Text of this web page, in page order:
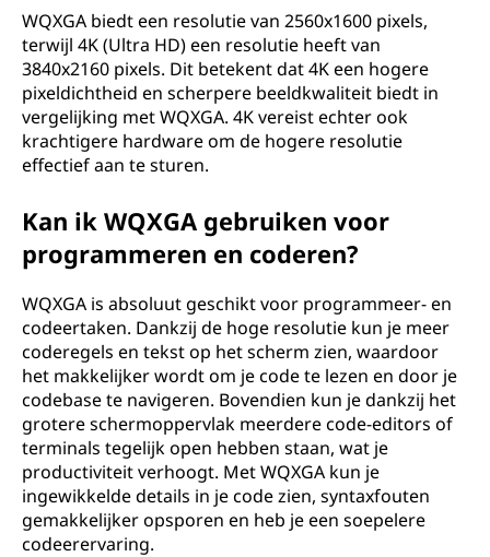
WQXGA biedt een resolutie van 2560x1600 pixels,
terwijl 4K (Ultra HD) een resolutie heeft van
3840x2160 pixels. Dit betekent dat 4K een hogere
pixeldichtheid en scherpere beeldkwaliteit biedt in
vergelijking met WQXGA. 4K vereist echter ook
krachtigere hardware om de hogere resolutie
effectief aan te sturen.
Kan ik WQXGA gebruiken voor
programmeren en coderen?
WQXGA is absoluut geschikt voor programmeer- en
codeertaken. Dankzij de hoge resolutie kun je meer
coderegels en tekst op het scherm zien, waardoor
het makkelijker wordt om je code te lezen en door je
codebase te navigeren. Bovendien kun je dankzij het
grotere schermoppervlak meerdere code-editors of
terminals tegelijk open hebben staan, wat je
productiviteit verhoogt. Met WQXGA kun je
ingewikkelde details in je code zien, syntaxfouten
gemakkelijker opsporen en heb je een soepelere
codeerervaring.